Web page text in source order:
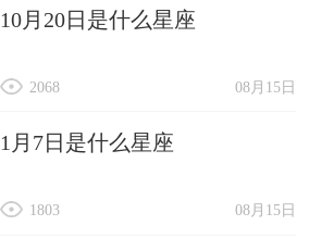
10月20日是什么星座
08月15日
2068
1月7日是什么星座
08月15日
1803